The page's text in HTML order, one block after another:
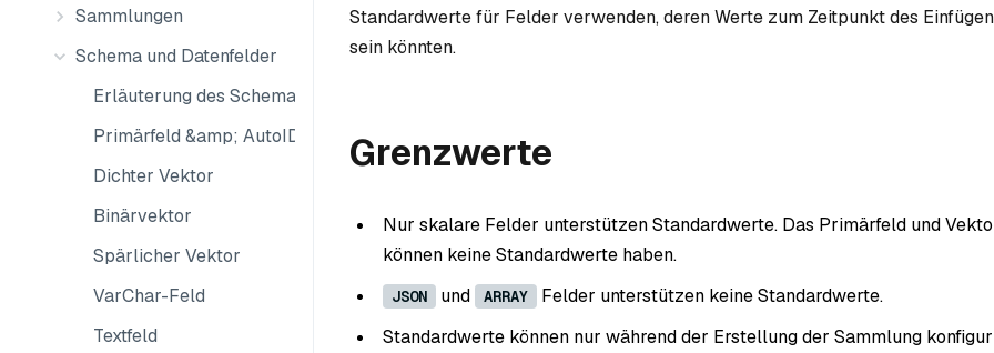
Sammlungen
Schema und Datenfelder
Erläuterung des Schemas
Primärfeld &amp; AutoID
Dichter Vektor
Binärvektor
Spärlicher Vektor
VarChar-Feld
Textfeld
Standardwerte für Felder verwenden, deren Werte zum Zeitpunkt des
sein könnten.
Grenzwerte
Nur skalare Felder unterstützen Standardwerte. Das Primärfeld und
können keine Standardwerte haben.
JSON und ARRAY
Felder unterstützen keine Standardwerte.
Standardwerte können nur während der Erstellung der Sammlung